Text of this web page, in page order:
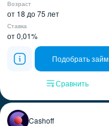
Возраст
от 18 до 75 лет
Ставка
от 0,01%
Подобрать займ
Сравнить
Cashoff